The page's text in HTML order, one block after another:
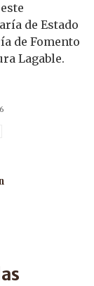
de Estado
de Fomento
Lagable.